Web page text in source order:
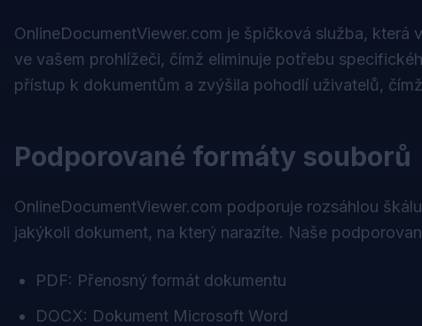
OnlineDocumentViewer.com je špičková služba,
ve vašem prohlížeči, čímž eliminuje potřebu
přístup k dokumentům a zvýšila pohodlí uživatelů,
Podporované formáty souborů
OnlineDocumentViewer.com podporuje rozsáhlou
jakýkoli dokument, na který narazíte. Naše
PDF: Přenosný formát dokumentu
DOCX: Dokument Microsoft Word